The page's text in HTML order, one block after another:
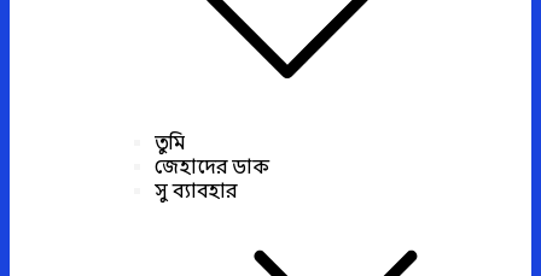
তুমি
জেহাদের ডাক
সু ব্যাবহার